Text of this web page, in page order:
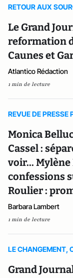
RETOUR AUX
Le Grand
reformation
Caunes et
Atlantico Rédaction
1 min de lecture
REVUE DE PRESSE
Monica
Cassel :
voir... Mylène
confessions
Roulier :
Barbara Lambert
1 min de lecture
LE CHANGEMENT,
Grand